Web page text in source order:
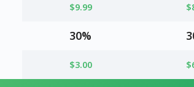
$9.99
30%
$3.00